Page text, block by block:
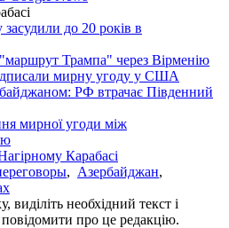
до 20 років в
Трампа" через Вірменію
мирну угоду у США
РФ втрачає Південний
мирної угоди між
Карабасі
, Азербайджан,
необхідний текст і
про це редакцію.